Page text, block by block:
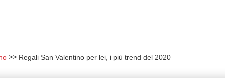
Regali San Valentino per lei, i più trend del 2020